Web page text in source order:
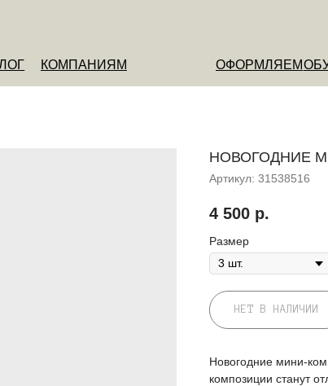
О
КОМПАНИЯМ ОФОРМЛЯЕМ ОБУЧАЕМ
НОВОГОДНИЕ
Артикул: 31538516
4 500 р.
Размер
НЕТ В НАЛИЧИИ
Новогодние мини-
композиции станут